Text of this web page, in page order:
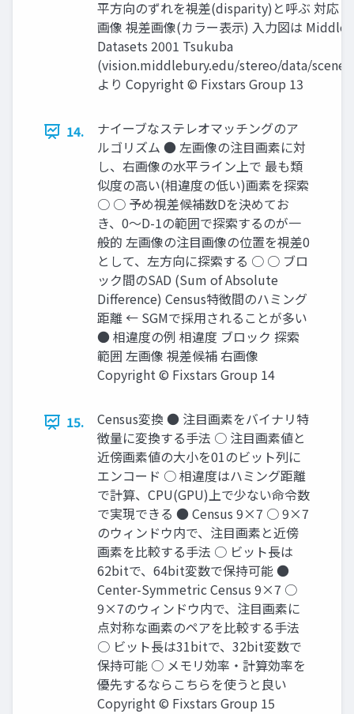
平方向のずれを視差(disparity)と呼ぶ 対応
画像 視差画像(カラー表示) 入力図は
Datasets 2001 Tsukuba
(vision.middlebury.edu/stereo/data/
より Copyright © Fixstars Group 13
14.
ナイーブなステレオマッチングのア
ルゴリズム ● 左画像の注目画素に対
し、右画像の水平ライン上で 最も類
似度の高い(相違度の低い)画素を探索
○ ○ 予め視差候補数Dを決めてお
き、0～D-1の範囲で探索するのが一
般的 左画像の注目画像の位置を視差0
として、左方向に探索する ○ ○ ブロ
ック間のSAD (Sum of Absolute
Difference) Census特徴間のハミング
距離 ← SGMで採用されることが多い
● 相違度の例 相違度 ブロック 探索
範囲 左画像 視差候補 右画像
Copyright © Fixstars Group 14
15.
Census変換 ● 注目画素をバイナリ特
徴量に変換する手法 ○ 注目画素値と
近傍画素値の大小を01のビット列に
エンコード ○ 相違度はハミング距離
で計算、CPU(GPU)上で少ない命令数
で実現できる ● Census 9×7 ○ 9×7
のウィンドウ内で、注目画素と近傍
画素を比較する手法 ○ ビット長は
62bitで、64bit変数で保持可能 ●
Center-Symmetric Census 9×7 ○
9×7のウィンドウ内で、注目画素に
点対称な画素のペアを比較する手法
○ ビット長は31bitで、32bit変数で
保持可能 ○ メモリ効率・計算効率を
優先するならこちらを使うと良い
Copyright © Fixstars Group 15